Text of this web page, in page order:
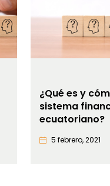
¿Qué es y
sistema
ecuatoriano?
5 febrero, 2021